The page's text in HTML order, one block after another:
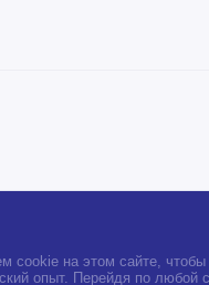
cookie на этом сайте,
опыт. Перейдя по любой